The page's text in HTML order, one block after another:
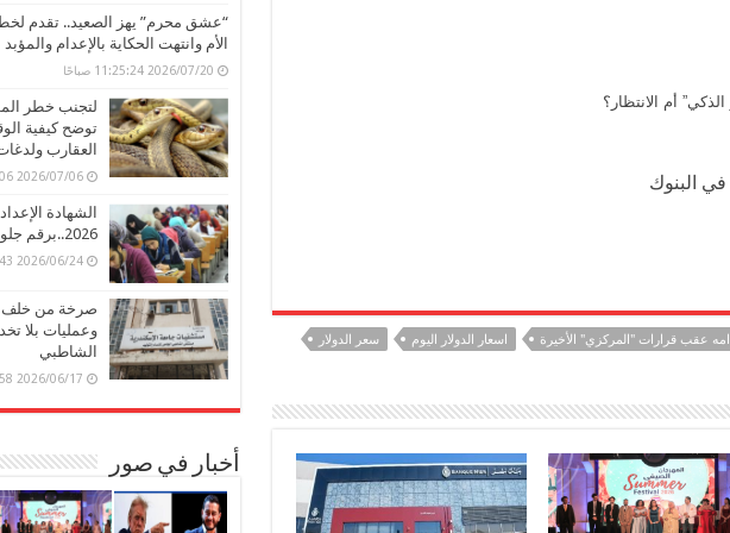
أم الانتظار؟
في البنوك
عقب قرارات "المركزي" الأخيرة اسعار الدولار اليوم سعر الدولار
“عشق محرم” يهز الصعيد.. تقدم
الأم وانتهت الحكاية بالإعدام والمؤبد
2026/07/20 11:25:24 صباحًا
لتجنب خطر
توضح كيفية
العقارب
2026/07/06 12:49:06 مساءً
الشهادة
2026..برقم جلوسك اعرف نتيجتك
2026/06/24 2:26:43 مساءً
صرخة من خلف
وعمليات بلا
الشاطبي
2026/06/17 10:02:58 صباحًا
أخبار في صور